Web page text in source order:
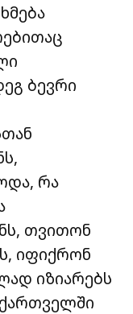
ბევრი
რა
თვითონ
იფიქრონ
იზიარებს